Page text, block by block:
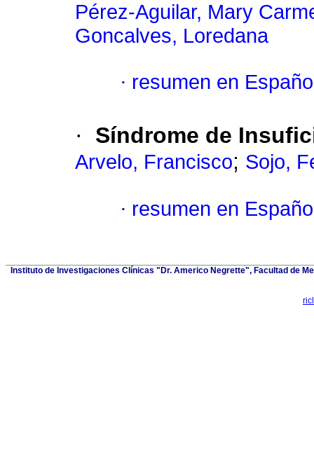
Pérez-Aguilar, Mary
Goncalves, Loredana
· resumen en
· Síndrome de
Arvelo, Francisco; Sojo,
· resumen en
Instituto de Investigaciones Clínicas "Dr. Americo Negrette", Facultad de